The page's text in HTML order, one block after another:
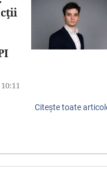
10:11
Citeşte toate